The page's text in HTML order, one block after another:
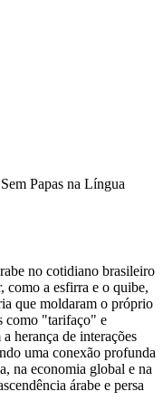
Papas na Língua
no cotidiano brasileiro
como a esfirra e o quibe,
que moldaram o próprio
como "tarifaço" e
herança de interações
uma conexão profunda
na economia global e na
árabe e persa